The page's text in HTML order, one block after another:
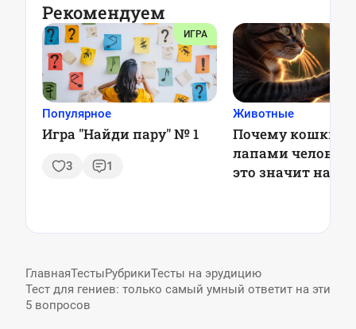
Рекомендуем
ИГРА
Популярное
Игра "Найди пару" № 1
3 1
Животные
Почему кошки
лапами
это значит на
ГлавнаяТестыРубрикиТесты на эрудицию
Тест для гениев: только самый умный ответит на эти
5 вопросов